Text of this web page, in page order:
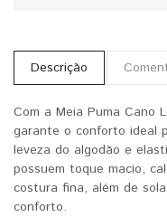
Descrição
Com a Meia Puma Cano
garante o conforto ideal
leveza do algodão e
possuem toque macio,
costura fina, além de
conforto.